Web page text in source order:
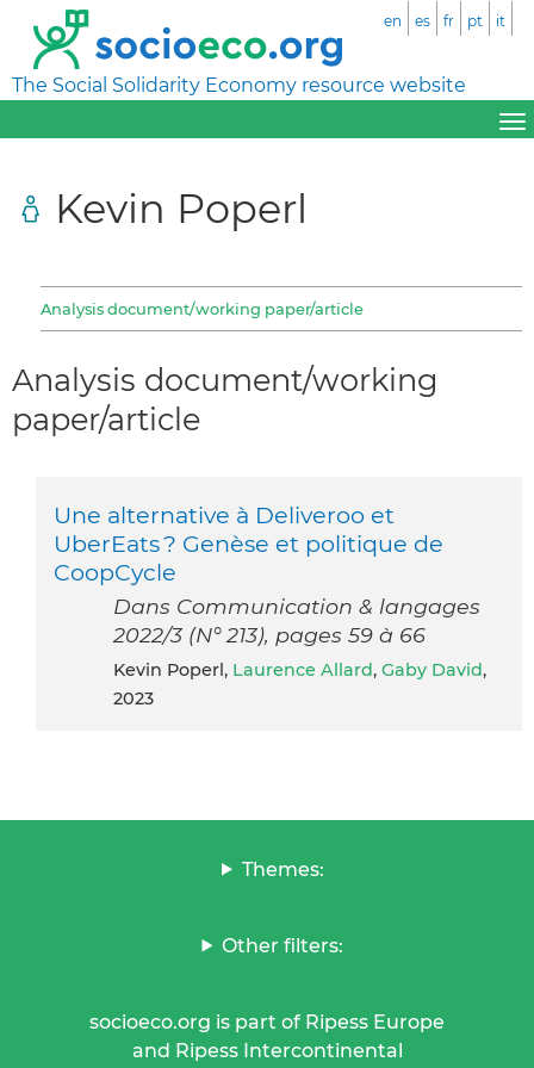
The Social Solidarity Economy resource website
en es fr pt it
Kevin Poperl
Analysis document/working paper/article
Analysis document/working
paper/article
Une alternative à Deliveroo et
UberEats ? Genèse et politique de
CoopCycle
Dans Communication & langages
2022/3 (N° 213), pages 59 à 66
Kevin Poperl, Laurence Allard, Gaby David,
2023
Themes:
Other filters:
socioeco.org is part of Ripess Europe
and Ripess Intercontinental